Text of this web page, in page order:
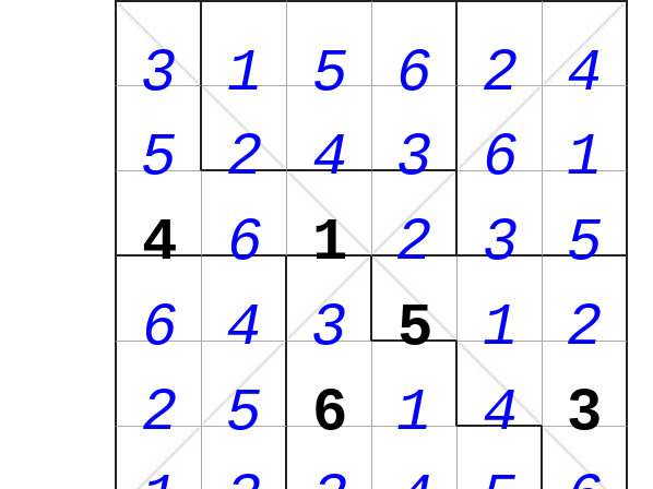
3 1 5 6 2
4
5
2 4 3 6
1
4
6 1 2 3
5
6
4 3 5 1
2
2
5 6 1 4
3